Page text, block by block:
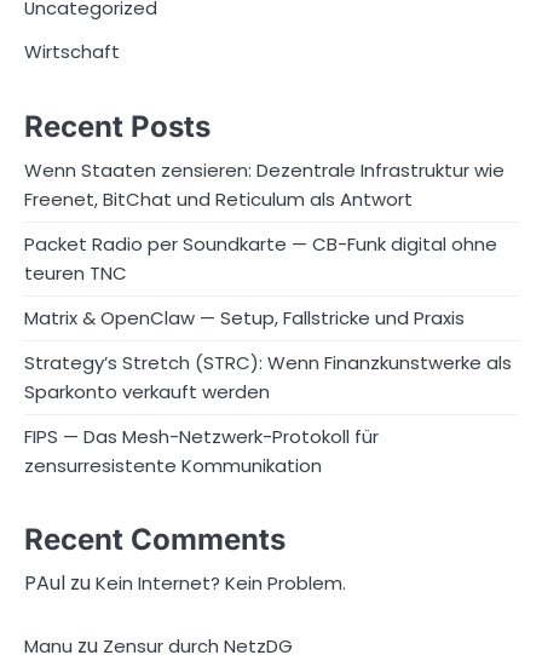
Uncategorized
Wirtschaft
Recent Posts
Wenn Staaten zensieren: Dezentrale Infrastruktur wie
Freenet, BitChat und Reticulum als Antwort
Packet Radio per Soundkarte — CB-Funk digital ohne
teuren TNC
Matrix & OpenClaw — Setup, Fallstricke und Praxis
Strategy’s Stretch (STRC): Wenn Finanzkunstwerke als
Sparkonto verkauft werden
FIPS — Das Mesh-Netzwerk-Protokoll für
zensurresistente Kommunikation
Recent Comments
PAul zuKein Internet? Kein Problem.
Manu zu Zensur durch NetzDG